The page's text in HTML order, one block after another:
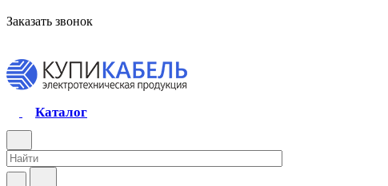
Заказать звонок
Каталог